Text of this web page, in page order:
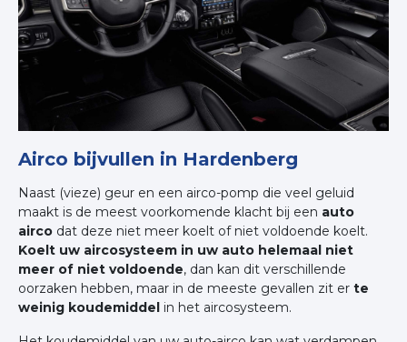
Airco bijvullen in Hardenberg
Naast (vieze) geur en een airco-pomp die veel geluid
maakt is de meest voorkomende klacht bij een auto
airco dat deze niet meer koelt of niet voldoende koelt.
Koelt uw aircosysteem in uw auto helemaal niet
meer of niet voldoende, dan kan dit verschillende
oorzaken hebben, maar in de meeste gevallen zit er te
weinig koudemiddel in het aircosysteem.